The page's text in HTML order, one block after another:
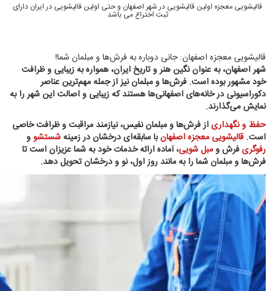
قالیشویی معجزه اولین قالیشویی در شهر اصفهان و حتی اولین قالیشویی در ایران دارای
ثبت اختراع می باشد
قالیشویی معجزه اصفهان: جانی دوباره به فرش‌ها و مبلمان شما!
شهر اصفهان، به عنوان نگین هنر و تاریخ ایران، همواره به زیبایی و ظرافت
خود مشهور بوده است. فرش‌ها و مبلمان نیز از جمله مهم‌ترین عناصر
دکوراسیونی در خانه‌های اصفهانی‌ها هستند که زیبایی و اصالت این شهر را به
نمایش می‌گذارند.
حفظ و نگهداریاز فرش‌ها و مبلمان نفیس، نیازمند مراقبت و ظرافت خاصی
است. قالیشویی معجزه اصفهانبا سابقه‌ای درخشان در زمینهشستشوو
رفوگریفرش ومبل شویی، آماده ارائه خدمات خود به شما عزیزان است تا
فرش‌ها و مبلمان شما را به مانند روز اول، نو و درخشان تحویل دهد.